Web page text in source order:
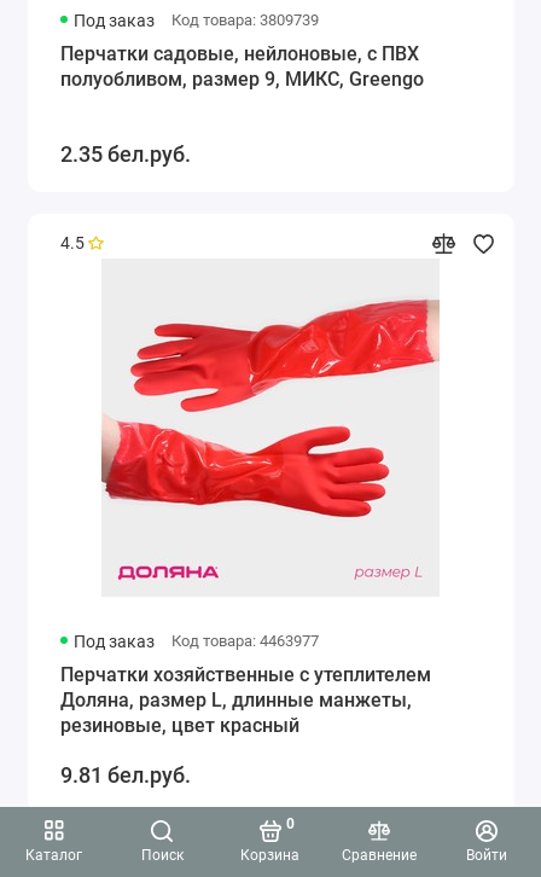
Каталог Поиск Корзина
0
Сравнение
Войти
Под заказ Код товара: 3809739
Перчатки садовые, нейлоновые, с ПВХ
полуобливом, размер 9, МИКС, Greengo
2.35 бел.руб.
4.5
Под заказ Код товара: 4463977
Перчатки хозяйственные с утеплителем
Доляна, размер L, длинные манжеты,
резиновые, цвет красный
9.81 бел.руб.
5.0